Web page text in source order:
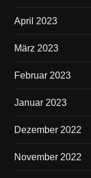
April 2023
März 2023
Februar 2023
Januar 2023
Dezember 2022
November 2022